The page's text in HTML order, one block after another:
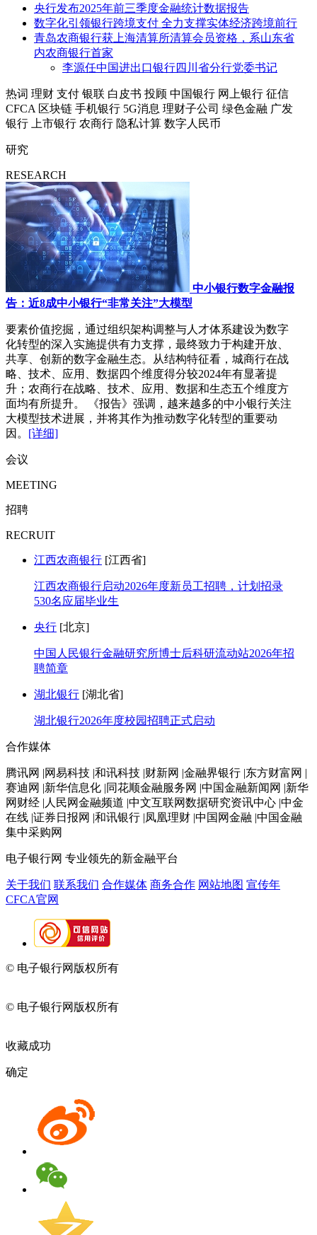
央行发布2025年前三季度金融统计数据报告
数字化引领银行跨境支付 全力支撑实体经济跨境前行
青岛农商银行获上海清算所清算会员资格，系山东省
内农商银行首家
李源任中国进出口银行四川省分行党委书记
热词 理财 支付 银联 白皮书 投顾 中国银行 网上银行 征信
CFCA 区块链 手机银行 5G消息 理财子公司 绿色金融 广发
银行
上市银行 农商行 隐私计算 数字人民币
研究
RESEARCH
中小银行数字金融报
告：近8成中小银行“非常关注”大模型
要素价值挖掘，通过组织架构调整与人才体系建设为数字
化转型的深入实施提供有力支撑，最终致力于构建开放、
共享、创新的数字金融生态。从结构特征看，城商行在战
略、技术、应用、数据四个维度得分较2024年有显著提
升；农商行在战略、技术、应用、数据和生态五个维度方
面均有所提升。 《报告》强调，越来越多的中小银行关注
大模型技术进展，并将其作为推动数字化转型的重要动
因。 [详细]
会议
MEETING
招聘
RECRUIT
江西农商银行 [江西省]
江西农商银行启动2026年度新员工招聘，计划招录
530名应届毕业生
央行 [北京]
中国人民银行金融研究所博士后科研流动站2026年招
聘简章
湖北银行 [湖北省]
湖北银行2026年度校园招聘正式启动
合作媒体
腾讯网 |网易科技 |和讯科技 |财新网 |金融界银行 |东方财富网 |
赛迪网 |新华信息化 |同花顺金融服务网 |中国金融新闻网 |新华
网财经 |人民网金融频道 |中文互联网数据研究资讯中心 |中金
在线 |证券日报网 |和讯银行 |凤凰理财 |中国网金融 |中国金融
集中采购网
电子银行网 专业领先的新金融平台
关于我们 联系我们 合作媒体 商务合作 网站地图 宣传年
CFCA官网
© 电子银行网版权所有
© 电子银行网版权所有
收藏成功
确定